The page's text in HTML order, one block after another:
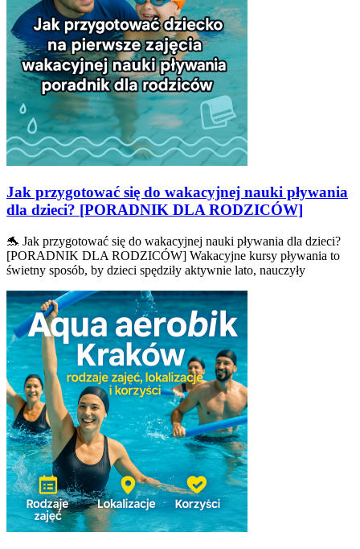
Jak przygotować się do wakacyjnej nauki pływania
dla dzieci? [PORADNIK DLA RODZICÓW]
🐬 Jak przygotować się do wakacyjnej nauki pływania dla dzieci?
[PORADNIK DLA RODZICÓW] Wakacyjne kursy pływania to
świetny sposób, by dzieci spędziły aktywnie lato, nauczyły